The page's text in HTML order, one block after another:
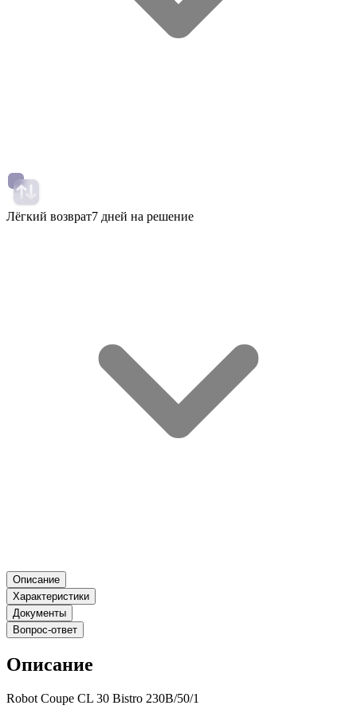
Лёгкий возврат7 дней на решение
Описание
Характеристики
Документы
Вопрос-ответ
Описание
Robot Coupe CL 30 Bistro 230B/50/1